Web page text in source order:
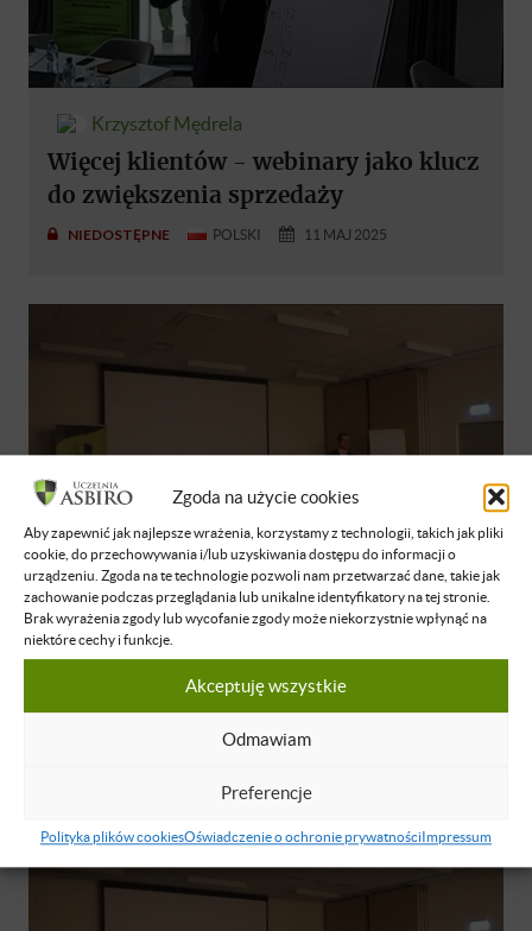
Zgoda na użycie cookies
Aby zapewnić jak najlepsze wrażenia, korzystamy z technologii, takich jak pliki
cookie, do przechowywania i/lub uzyskiwania dostępu do informacji o
urządzeniu. Zgoda na te technologie pozwoli nam przetwarzać dane, takie jak
zachowanie podczas przeglądania lub unikalne identyfikatory na tej stronie.
Brak wyrażenia zgody lub wycofanie zgody może niekorzystnie wpłynąć na
niektóre cechy i funkcje.
Akceptuję wszystkie
Odmawiam
Preferencje
Polityka plików cookiesOświadczenie o ochronie prywatnościImpressum
Krzysztof Mędrela
Więcej klientów - webinary jako klucz
do zwiększenia sprzedaży
NIEDOSTĘPNE POLSKI 11 MAJ 2025
Krzysztof Mędrela
"Wydłuż dobę o 4 godziny, czyli jak
skutecznie zatrudnić pierwszego
pracownika?"